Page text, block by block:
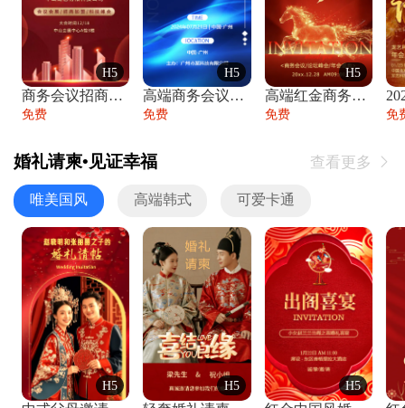
H5
商务会议招商展会科技峰会邀请函年会邀请
免费
H5
高端商务会议招商加盟展会峰会论坛邀请函
免费
H5
高端红金商务会议年会年终盛典答谢邀请函
免费 免
婚礼请柬•见证幸福 查看更多 
唯美国风 高端韩式 可爱卡通
H5 H5 H5